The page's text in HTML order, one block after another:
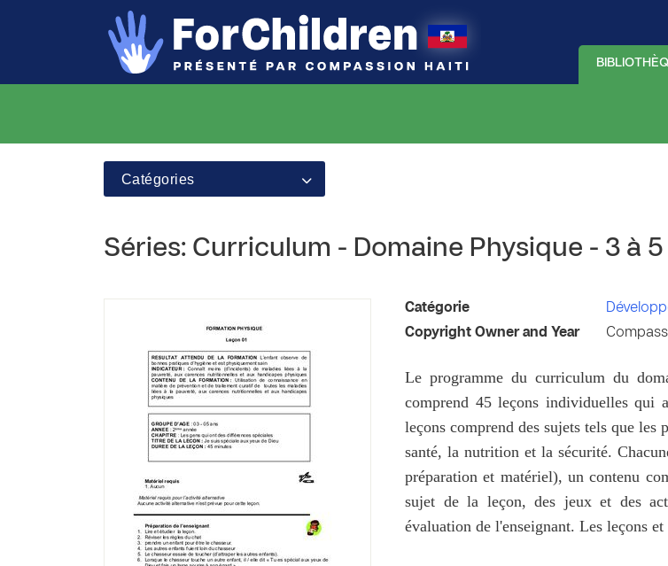
Catégories
Séries: Curriculum - Domaine Physique - 3 à
Catégorie
Copyright Owner and Year
Le programme du curriculum du
comprend 45 leçons individuelles qui
leçons comprend des sujets tels que
santé, la nutrition et la sécurité.
préparation et matériel), un contenu
sujet de la leçon, des jeux et des
évaluation de l'enseignant. Les leçons